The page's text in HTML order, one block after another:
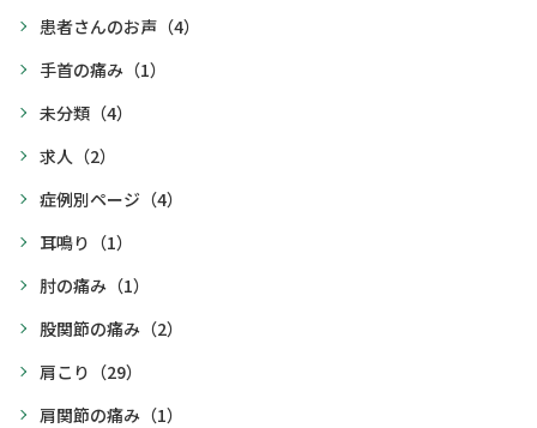
患者さんのお声 （4）
手首の痛み （1）
未分類 （4）
求人 （2）
症例別ページ （4）
耳鳴り （1）
肘の痛み （1）
股関節の痛み （2）
肩こり （29）
肩関節の痛み （1）